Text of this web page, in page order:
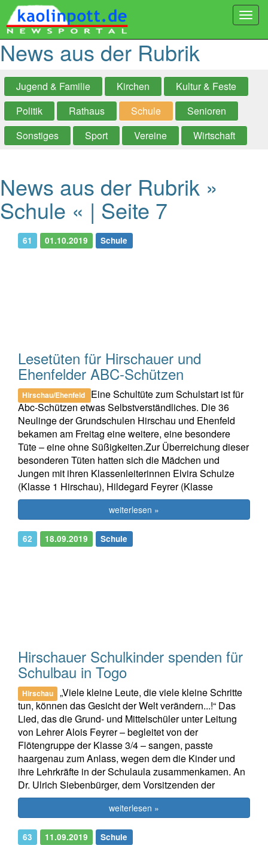
News aus der Rubrik
Jugend & Familie Kirchen
Kultur & Feste
Politik
Rathaus Schule
Senioren
Sonstiges
Sport Vereine Wirtschaft
News aus der Rubrik »
Schule « | Seite 7
61 01.10.2019 Schule
Lesetüten für Hirschauer und
Ehenfelder ABC-Schützen
Hirschau/Ehenfeld
Eine Schultüte zum Schulstart ist für
Abc-Schützen etwas Selbstverständliches. Die 36
Neulinge der Grundschulen Hirschau und Ehenfeld
bekamen am Freitag eine weitere, eine besondere
Tüte – eine ohne Süßigkeiten.Zur Überreichung dieser
besonderen Tüten hatten sich die Mädchen und
Jungen mit ihren Klassenleiterinnen Elvira Schulze
(Klasse 1 Hirschau), Hildegard Feyrer (Klasse
weiterlesen »
62 18.09.2019 Schule
Hirschauer Schulkinder spenden für
Schulbau in Togo
Hirschau
„Viele kleine Leute, die viele kleine Schritte
tun, können das Gesicht der Welt verändern...!“ Das
Lied, das die Grund- und Mittelschüler unter Leitung
von Lehrer Alois Feyrer – begleitet von der
Flötengruppe der Klasse 3/4 – sangen, passte
haargenau zum Anlass, wegen dem die Kinder und
ihre Lehrkräfte in der Schulaula zusammenkamen. An
Dr. Ulrich Siebenbürger, dem Vorsitzenden der
weiterlesen »
63 11.09.2019 Schule